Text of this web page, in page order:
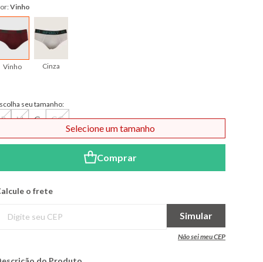
Vinho
Vinho Cinza
seu tamanho:
P M G GG
Comprar
Selecione um tamanho
o frete
Simular
Não sei meu CEP